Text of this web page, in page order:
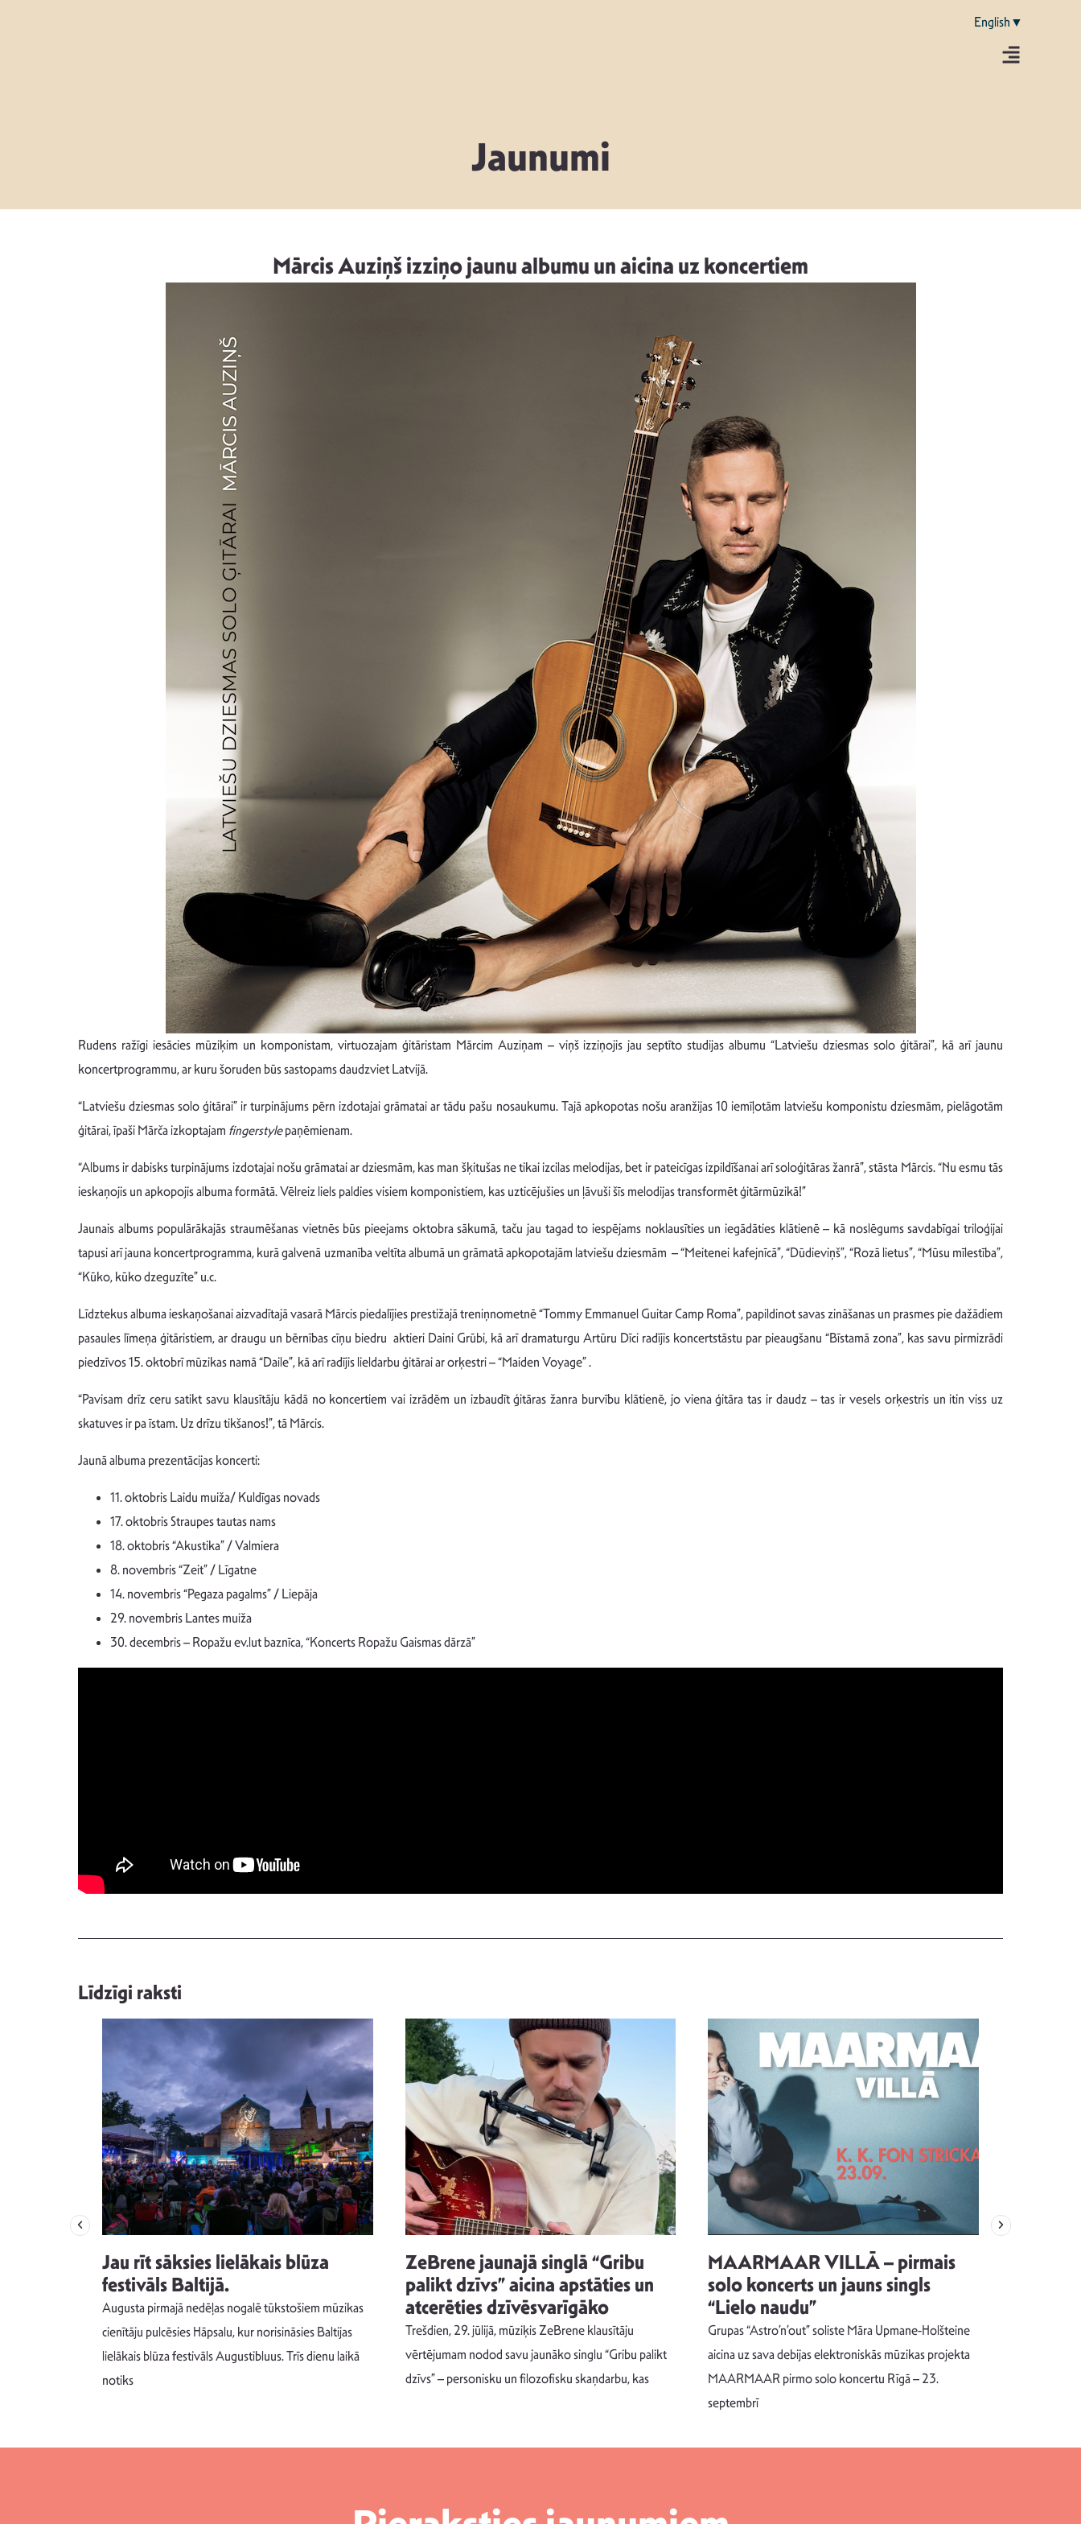
English▼
Jaunumi
Mārcis Auziņš izziņo jaunu albumu un aicina uz koncertiem
Rudens ražīgi iesācies mūziķim un komponistam, virtuozajam ģitāristam Mārcim Auziņam – viņš izziņojis jau septīto studijas albumu “Latviešu dziesmas solo ģitārai”, kā arī jaunu
koncertprogrammu, ar kuru šoruden būs sastopams daudzviet Latvijā.
“Latviešu dziesmas solo ģitārai” ir turpinājums pērn izdotajai grāmatai ar tādu pašu nosaukumu. Tajā apkopotas nošu aranžijas 10 iemīļotām latviešu komponistu dziesmām, pielāgotām
ģitārai, īpaši Mārča izkoptajam fingerstylepaņēmienam.
“Albums ir dabisks turpinājums izdotajai nošu grāmatai ar dziesmām, kas man šķitušas ne tikai izcilas melodijas, bet ir pateicīgas izpildīšanai arī soloģitāras žanrā”, stāsta Mārcis. “Nu esmu tās
ieskaņojis un apkopojis albuma formātā. Vēlreiz liels paldies visiem komponistiem, kas uzticējušies un ļāvuši šīs melodijas transformēt ģitārmūzikā!”
Jaunais albums populārākajās straumēšanas vietnēs būs pieejams oktobra sākumā, taču jau tagad to iespējams noklausīties un iegādāties klātienē – kā noslēgums savdabīgai triloģijai
tapusi arī jauna koncertprogramma, kurā galvenā uzmanība veltīta albumā un grāmatā apkopotajām latviešu dziesmām – “Meitenei kafejnīcā”, “Dūdieviņš”, “Rozā lietus”, “Mūsu mīlestība”,
“Kūko, kūko dzeguzīte” u.c.
Līdztekus albuma ieskaņošanai aizvadītajā vasarā Mārcis piedalījies prestižajā treniņnometnē “Tommy Emmanuel Guitar Camp Roma”, papildinot savas zināšanas un prasmes pie dažādiem
pasaules līmeņa ģitāristiem, ar draugu un bērnības cīņu biedru aktieri Daini Grūbi, kā arī dramaturgu Artūru Dīci radījis koncertstāstu par pieaugšanu “Bīstamā zona”, kas savu pirmizrādi
piedzīvos 15. oktobrī mūzikas namā “Daile”, kā arī radījis lieldarbu ģitārai ar orķestri – “Maiden Voyage” .
“Pavisam drīz ceru satikt savu klausītāju kādā no koncertiem vai izrādēm un izbaudīt ģitāras žanra burvību klātienē, jo viena ģitāra tas ir daudz – tas ir vesels orķestris un itin viss uz
skatuves ir pa īstam. Uz drīzu tikšanos!”, tā Mārcis.
Jaunā albuma prezentācijas koncerti:
11. oktobris Laidu muiža/ Kuldīgas novads
17. oktobris Straupes tautas nams
18. oktobris “Akustika” / Valmiera
⁠8. novembris “Zeit” / Līgatne
14. novembris “Pegaza pagalms” / Liepāja
29. novembris Lantes muiža
30. decembris – Ropažu ev.lut baznīca, “Koncerts Ropažu Gaismas dārzā”
Līdzīgi raksti
Jau rīt sāksies lielākais blūza
festivāls Baltijā.
Augusta pirmajā nedēļas nogalē tūkstošiem mūzikas
cienītāju pulcēsies Hāpsalu, kur norisināsies Baltijas
lielākais blūza festivāls Augustibluus. Trīs dienu laikā
notiks
ZeBrene jaunajā singlā “Gribu
palikt dzīvs” aicina apstāties un
atcerēties dzīvēsvarīgāko
Trešdien, 29. jūlijā, mūziķis ZeBrene klausītāju
vērtējumam nodod savu jaunāko singlu “Gribu palikt
dzīvs” – personisku un filozofisku skaņdarbu, kas
MAARMAAR VILLĀ – pirmais
solo koncerts un jauns singls
“Lielo naudu”
Grupas “Astro’n’out” soliste Māra Upmane-Holšteine
aicina uz sava debijas elektroniskās mūzikas projekta
MAARMAAR pirmo solo koncertu Rīgā – 23.
septembrī